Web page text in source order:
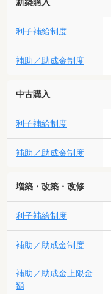
利子補給制度
補助／助成金制度
中古購入
利子補給制度
補助／助成金制度
増築・改築・改修
利子補給制度
補助／助成金制度
補助／助成金上限金
額